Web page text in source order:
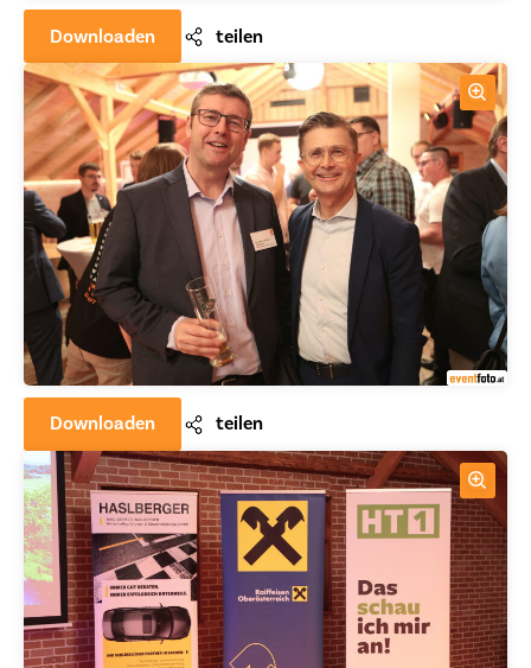
Downloaden teilen
Downloaden teilen